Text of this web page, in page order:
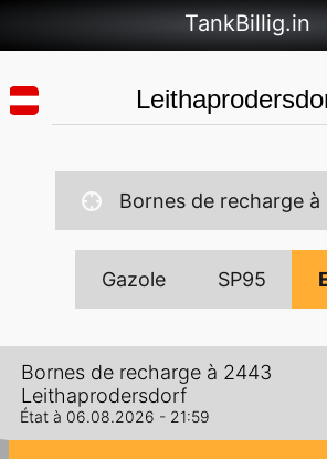
TankBillig.in
Bornes de recharge
Gazole SP95
Bornes de recharge à 2443
Leithaprodersdorf
État à 06.08.2026 - 21:59